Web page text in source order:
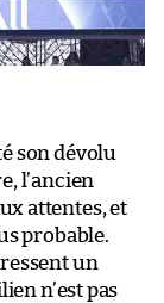
son dévolu
l’ancien
attentes, et
probable.
un
n’est pas